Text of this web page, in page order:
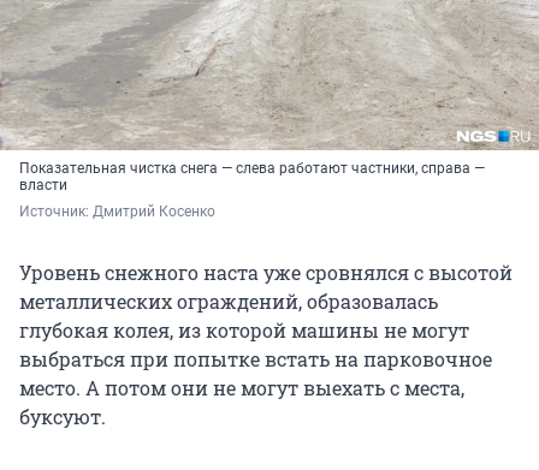
Показательная чистка снега — слева работают частники, справа —
власти
Источник: Дмитрий Косенко
Уровень снежного наста уже сровнялся с высотой
металлических ограждений, образовалась
глубокая колея, из которой машины не могут
выбраться при попытке встать на парковочное
место. А потом они не могут выехать с места,
буксуют.